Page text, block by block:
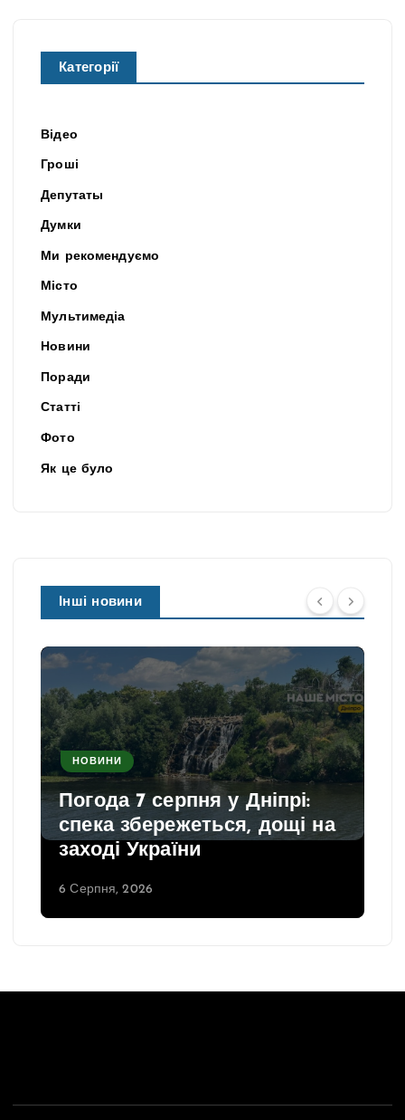
Категорії
Відео
Гроші
Депутаты
Думки
Ми рекомендуємо
Місто
Мультимедіа
Новини
Поради
Статті
Фото
Як це було
Інші новини
НОВИНИ
Погода 7 серпня у Дніпрі:
спека збережеться, дощі на
заході України
6 Серпня, 2026